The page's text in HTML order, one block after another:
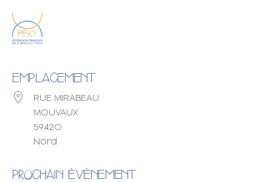
EMPLACEMENT
RUE MIRABEAU
MOUVAUX
59420
Nord
PROCHAIN ÉVÈNEMENT